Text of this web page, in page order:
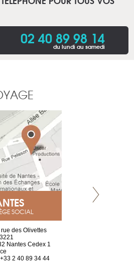
02 40 89 98 14
du lundi au samedi
SOCIAL
rue des Olivettes
Nantes Cedex 1
2 40 89 34 44